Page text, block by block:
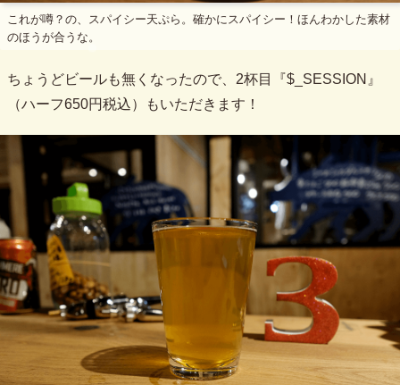
これが噂？の、スパイシー天ぷら。確かにスパイシー！ほんわかした素材
のほうが合うな。
ちょうどビールも無くなったので、2杯目『$_SESSION』
（ハーフ650円税込）もいただきます！